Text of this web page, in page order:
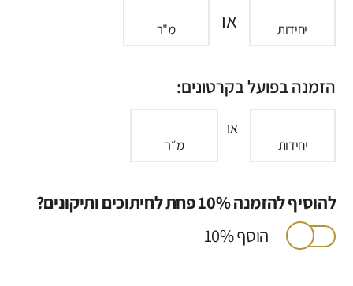
יחידות או מ"ר
הזמנה בפועל בקרטונים:
יחידות
או
מ״ר
להוסיף להזמנה 10% פחת לחיתוכים ותיקונים?
הוסף 10%